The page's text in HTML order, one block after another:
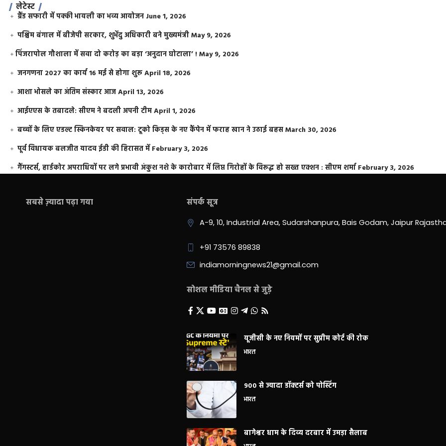
लेटेस्ट
ग्रैंड सफारी में पक्की भायली का भव्य आयोजन June 1, 2026
पश्चिम बंगाल में बीजेपी सरकार, शुभेंदु अधिकारी बने मुख्यमंत्रीMay 9, 2026
​पिंजरापोल गौशाला में सवा दो करोड़ का बड़ा ‘अनुदान घोटाला’ !May 9, 2026
जनगणना 2027 का कार्य 16 मई से होगा शुरूApril 18, 2026
आशा भोसले का अंतिम संस्कार आजApril 13, 2026
आईएएस के तबादले: सीएम ने बदली अपनी टीमApril 1, 2026
बच्चों के लिए एडल्ट स्किनकेयर पर सवाल: टूको किड्स के नए कैंपेन में फराह खान ने उठाई बहसMarch 30, 2026
पूर्व विधायक बलजीत यादव ईडी की हिरासत में February 3, 2026
गैंगस्टर्स, हार्डकोर अपराधियों पर लगे प्रभावी अंकुश नशे के कारोबार में लिप्त गिरोहों के विरूद्ध हो सख्त एक्शन : सीएम शर्मा February 3, 2026
सबसे ज़्यादा पढ़ा गया संपर्क सूत्र
A-9, 10, Industrial Area, Sudarshanpura, Bais Godam, Jaipur
+91 73576 89838
indiamorningnews21@gmail.com
सोशल मीडिया चैनल से जुड़े
यूजीसी के नए नियमों पर सुप्रीम कोर्ट की रोक
भारत
900 से ज्यादा डॉक्टर्स को पोस्टिंग
भारत
बागेश्वर धाम के दिव्य दरबार में उमड़ा सैलाब